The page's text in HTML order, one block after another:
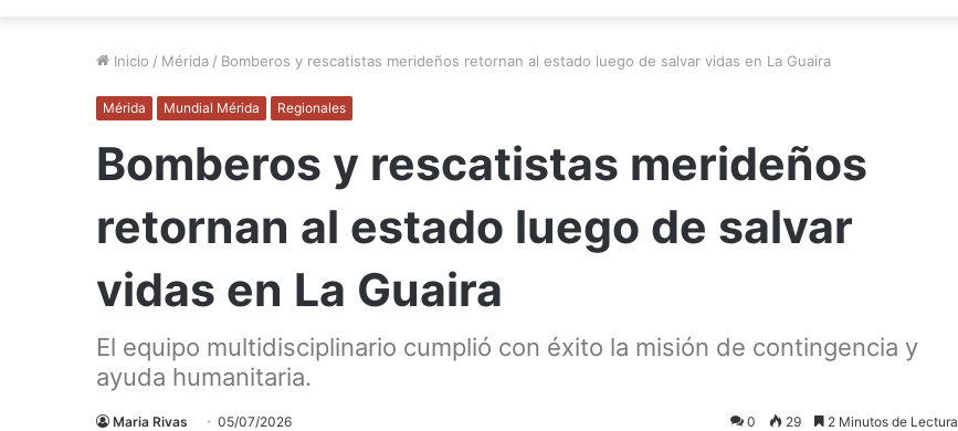
Inicio / Mérida / Bomberos y rescatistas merideños retornan al estado luego de salvar vidas en La Guaira
Mérida Mundial Mérida Regionales
Bomberos y rescatistas merideños
retornan al estado luego de salvar
vidas en La Guaira
El equipo multidisciplinario cumplió con éxito la misión de contingencia y
ayuda humanitaria.
Maria Rivas 05/07/2026 0 29 2 Minutos de Lectura